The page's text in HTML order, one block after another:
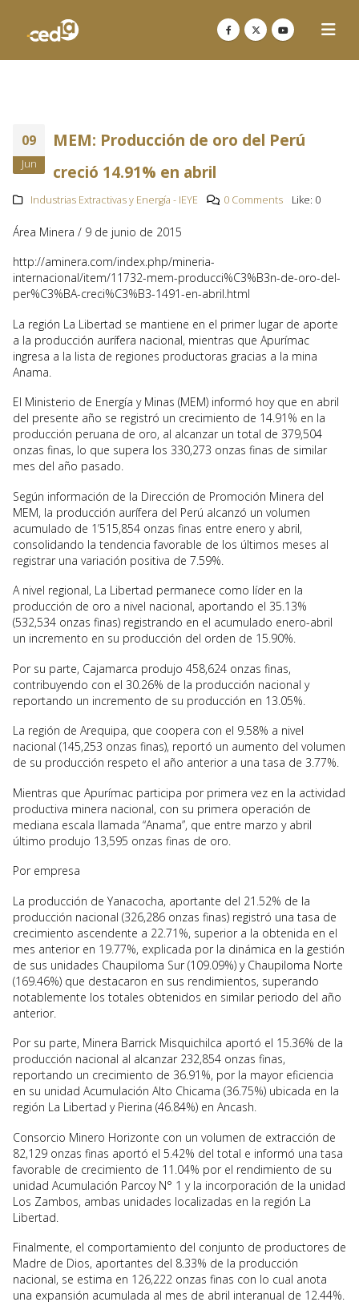
09
Jun
MEM: Producción de oro del Perú
creció 14.91% en abril
Industrias Extractivas y Energía - IEYE 0 Comments Like: 0
Área Minera / 9 de junio de 2015
http://aminera.com/index.php/mineria-
internacional/item/11732-mem-producci%C3%B3n-de-oro-del-
per%C3%BA-creci%C3%B3-1491-en-abril.html
La región La Libertad se mantiene en el primer lugar de aporte
a la producción aurífera nacional, mientras que Apurímac
ingresa a la lista de regiones productoras gracias a la mina
Anama.
El Ministerio de Energía y Minas (MEM) informó hoy que en abril
del presente año se registró un crecimiento de 14.91% en la
producción peruana de oro, al alcanzar un total de 379,504
onzas finas, lo que supera los 330,273 onzas finas de similar
mes del año pasado.
Según información de la Dirección de Promoción Minera del
MEM, la producción aurífera del Perú alcanzó un volumen
acumulado de 1’515,854 onzas finas entre enero y abril,
consolidando la tendencia favorable de los últimos meses al
registrar una variación positiva de 7.59%.
A nivel regional, La Libertad permanece como líder en la
producción de oro a nivel nacional, aportando el 35.13%
(532,534 onzas finas) registrando en el acumulado enero-abril
un incremento en su producción del orden de 15.90%.
Por su parte, Cajamarca produjo 458,624 onzas finas,
contribuyendo con el 30.26% de la producción nacional y
reportando un incremento de su producción en 13.05%.
La región de Arequipa, que coopera con el 9.58% a nivel
nacional (145,253 onzas finas), reportó un aumento del volumen
de su producción respeto el año anterior a una tasa de 3.77%.
Mientras que Apurímac participa por primera vez en la actividad
productiva minera nacional, con su primera operación de
mediana escala llamada “Anama”, que entre marzo y abril
último produjo 13,595 onzas finas de oro.
Por empresa
La producción de Yanacocha, aportante del 21.52% de la
producción nacional (326,286 onzas finas) registró una tasa de
crecimiento ascendente a 22.71%, superior a la obtenida en el
mes anterior en 19.77%, explicada por la dinámica en la gestión
de sus unidades Chaupiloma Sur (109.09%) y Chaupiloma Norte
(169.46%) que destacaron en sus rendimientos, superando
notablemente los totales obtenidos en similar periodo del año
anterior.
Por su parte, Minera Barrick Misquichilca aportó el 15.36% de la
producción nacional al alcanzar 232,854 onzas finas,
reportando un crecimiento de 36.91%, por la mayor eficiencia
en su unidad Acumulación Alto Chicama (36.75%) ubicada en la
región La Libertad y Pierina (46.84%) en Ancash.
Consorcio Minero Horizonte con un volumen de extracción de
82,129 onzas finas aportó el 5.42% del total e informó una tasa
favorable de crecimiento de 11.04% por el rendimiento de su
unidad Acumulación Parcoy N° 1 y la incorporación de la unidad
Los Zambos, ambas unidades localizadas en la región La
Libertad.
Finalmente, el comportamiento del conjunto de productores de
Madre de Dios, aportantes del 8.33% de la producción
nacional, se estima en 126,222 onzas finas con lo cual anota
una expansión acumulada al mes de abril interanual de 12.44%.